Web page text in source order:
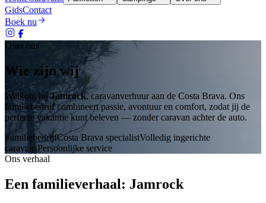
GidsContact
Boek nu
Over ons
Wie zijn wij
Welkom bijJamrock, caravanverhuur aan de Costa Brava. Ons
familiebedrijf combineert passie, avontuur en comfort, zodat jij de
perfecte vakantie kunt beleven — zonder caravan achter de auto.
FamiliebedrijfCosta Brava specialistVolledig ingerichte
caravansPersoonlijke service
Ons verhaal
Een familieverhaal: Jamrock